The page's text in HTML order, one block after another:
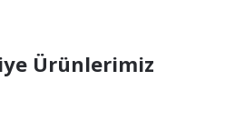
ilk yorumu siz yapın!
Ürünlerimiz